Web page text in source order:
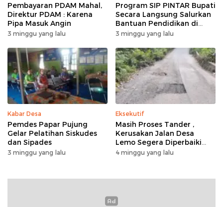
Pembayaran PDAM Mahal,
Direktur PDAM : Karena
Pipa Masuk Angin
3 minggu yang lalu
Program SIP PINTAR Bupati
Secara Langsung Salurkan
Bantuan Pendidikan di
Desa Mampuak ll
3 minggu yang lalu
Kabar Desa
Pemdes Papar Pujung
Gelar Pelatihan Siskudes
dan Sipades
3 minggu yang lalu
Eksekutif
Masih Proses Tander ,
Kerusakan Jalan Desa
Lemo Segera Diperbaiki
Tahun Ini
4 minggu yang lalu